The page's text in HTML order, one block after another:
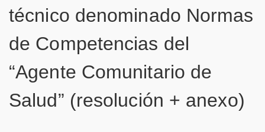
técnico denominado Normas
de Competencias del
“Agente Comunitario de
Salud” (resolución + anexo)